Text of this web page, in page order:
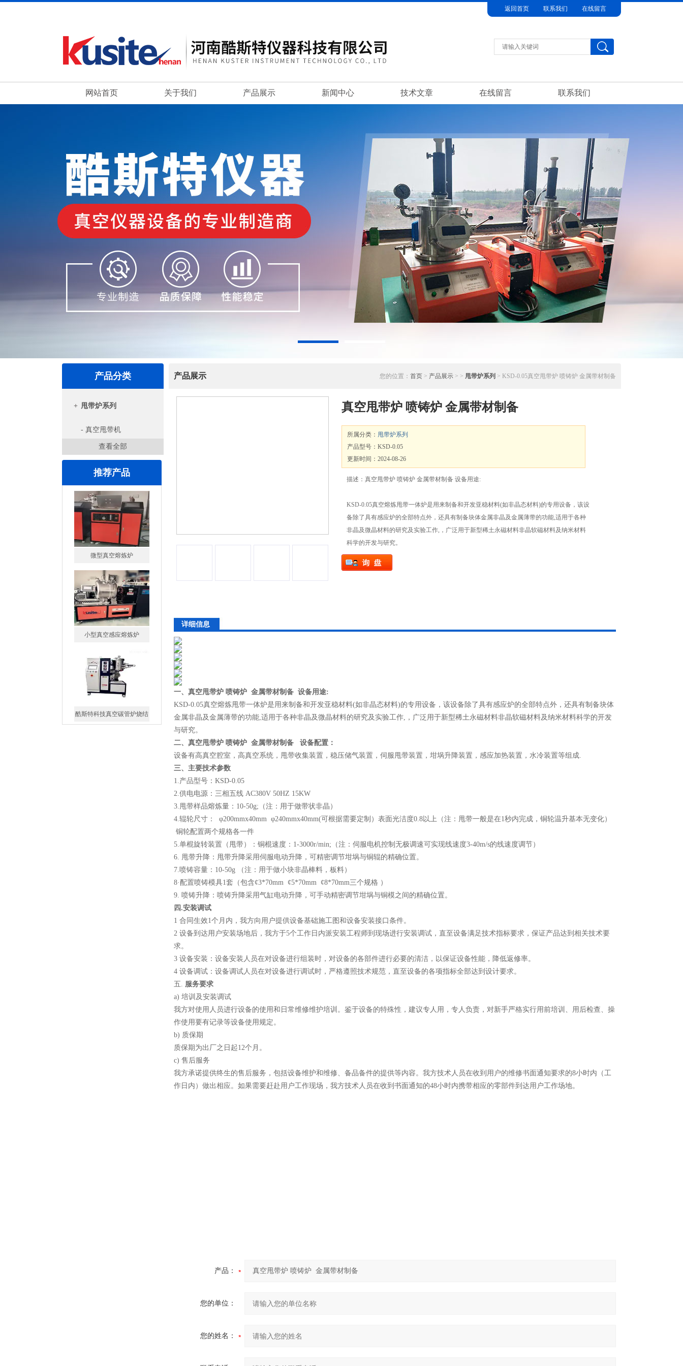
返回首页 联系我们 在线留言
网站首页 关于我们 产品展示 新闻中心 技术文章 在线留言 联系我们
产品分类
+ 甩带炉系列
- 真空甩带机
查看全部
推荐产品
微型真空熔炼炉
小型真空感应熔炼炉
酷斯特科技真空碳管炉烧结
产品展示 您的位置： 首页 > 产品展示 > > 甩带炉系列 > KSD-0.05真空甩带炉 喷铸炉 金属带材制备
真空甩带炉 喷铸炉 金属带材制备
所属分类： 甩带炉系列
产品型号：KSD-0.05
更新时间：2024-08-26
描述：真空甩带炉 喷铸炉 金属带材制备 设备用途:
KSD-0.05真空熔炼甩带一体炉是用来制备和开发亚稳材料(如非晶态材料)的专用设备，该设
备除了具有感应炉的全部特点外，还具有制备块体金属非晶及金属薄带的功能,适用于各种
非晶及微晶材料的研究及实验工作,，广泛用于新型稀土永磁材料非晶软磁材料及纳米材料
科学的开发与研究。
详细信息
一、 真空甩带炉 喷铸炉 金属带材制备 设备用途:
KSD-0.05真空熔炼甩带一体炉是用来制备和开发亚稳材料(如非晶态材料)的专用设备，该设备除了具有感应炉的全部特点外，还具有制备块体
金属非晶及金属薄带的功能,适用于各种非晶及微晶材料的研究及实验工作,，广泛用于新型稀土永磁材料非晶软磁材料及纳米材料科学的开发
与研究。
二、 真空甩带炉 喷铸炉 金属带材制备 设备配置：
设备有高真空腔室，高真空系统，甩带收集装置，稳压储气装置，伺服甩带装置，坩埚升降装置，感应加热装置，水冷装置等组成.
三、 主要技术参数
1.产品型号：KSD-0.05
2.供电电源：三相五线 AC380V 50HZ 15KW
3.甩带样品熔炼量：10-50g;（注：用于做带状非晶）
4.辊轮尺寸： φ200mmx40mm φ240mmx40mm(可根据需要定制）表面光洁度0.8以上（注：甩带一般是在1秒内完成，铜轮温升基本无变化）
铜轮配置两个规格各一件
5.单棍旋转装置（甩带）：铜棍速度：1-3000r/min;（注：伺服电机控制无极调速可实现线速度3-40m/s的线速度调节）
6. 甩带升降：甩带升降采用伺服电动升降，可精密调节坩埚与铜辊的精确位置。
7.喷铸容量：10-50g （注：用于做小块非晶棒料，板料）
8·配置喷铸模具1套（包含¢3*70mm ¢5*70mm ¢8*70mm三个规格 ）
9. 喷铸升降：喷铸升降采用气缸电动升降，可手动精密调节坩埚与铜模之间的精确位置。
四.安装调试
1 合同生效1个月内，我方向用户提供设备基础施工图和设备安装接口条件。
2 设备到达用户安装场地后，我方于5个工作日内派安装工程师到现场进行安装调试，直至设备满足技术指标要求，保证产品达到相关技术要
求。
3 设备安装：设备安装人员在对设备进行组装时，对设备的各部件进行必要的清洁，以保证设备性能，降低返修率。
4 设备调试：设备调试人员在对设备进行调试时，严格遵照技术规范，直至设备的各项指标全部达到设计要求。
五. 服务要求
a) 培训及安装调试
我方对使用人员进行设备的使用和日常维修维护培训。鉴于设备的特殊性，建议专人用，专人负责，对新手严格实行用前培训、用后检查、操
作使用要有记录等设备使用规定。
b) 质保期
质保期为出厂之日起12个月。
c) 售后服务
我方承诺提供终生的售后服务，包括设备维护和维修、备品备件的提供等内容。我方技术人员在收到用户的维修书面通知要求的8小时内（工
作日内）做出相应。如果需要赶赴用户工作现场，我方技术人员在收到书面通知的48小时内携带相应的零部件到达用户工作场地。
产品：
您的单位：
您的姓名：